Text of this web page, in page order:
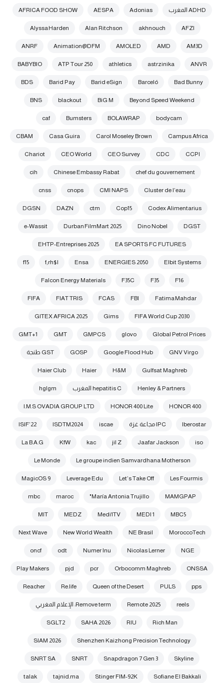
ADHD المغرب Adonias
AESPA
AFRICA FOOD SHOW
AFZI
akhnouch
Alan Ritchson
Alyssa Harden
AM3D
AMD
AMOLED
Animation@DFM
ANRF
ANVR
astrzinika
athletics
ATP Tour 250
BABYBIO
Bad Bunny
Barceló
Barid eSign
Barid Pay
BDS
Beyond Speed Weekend
BiG M
blackout
BNS
bodycam
BOLAWRAP
Bumsters
caf
Campus Africa
Carol Moseley Brown
Casa Guira
CBAM
CCPI
CDC
CEO Survey
CEO World
Chariot
chef du gouvernement
Chinese Embassy Rabat
cih
Cluster de l’eau
CMI NAPS
cnops
cnss
Codex Alimentarius
Cop15
ctm
DAZN
DGSN
DGST
Dino Nobel
Durban FilmMart 2025
e-Wassit
EA SPORTS FC FUTURES
EHTP-Entreprises 2025
Elbit Systems
ENERGIES 2050
Ensa
f;rh$l
f15
F16
F35
F35C
Falcon Energy Materials
Fatima Mahdar
FBI
FCAS
FIAT TRIS
FIFA
FIFA World Cup 2030
Gims
GITEX AFRICA 2025
Global Petrol Prices
glovo
GMPCS
GMT
GMT+1
GNV Virgo
Google Flood Hub
GOSP GST طنجة
Gulfsat Maghreb
H&M
Haier
Haier Club
Henley & Partners hepatitis C المغرب hglgm
HONOR 400
HONOR 400 Lite
I.M.S OVADIA GROUP LTD
Iberostar IPC مجاعة غزة iscae
ISDTM2024
ISIF’22
iso
Jaafar Jackson
jil Z
kac
KfW
La B.A.G
Le groupe indien Samvardhana Motherson
Le Monde
Les Fourmis
Let’s Take Off
Leverage Edu
MagicOS 9
MAMGPAP
María Antonia Trujillo"
maroc
mbc
MBC5
MEDI 1
Medi1TV
MEDZ
MIT
MoroccoTech
NE Brasil
New World Wealth
Next Wave
NGE
Nicolas Lerner
Numer Inu
odt
oncf
ONSSA
Orbocomm Maghreb
pcr
pjd
Play Makers
pps
PULS
Queen of the Desert
Re.life
Reacher
reels
Remote 2025 Remove term: الإعلام المغربي
Rich Man
RIU
SAHA 2026
SGLT2
Shenzhen Kaizhong Precision Technology
SIAM 2026
Skyline
Snapdragon 7 Gen 3
SNRT
SNRT SA
Sofiane El Bakkali
Stinger FIM-92K
tajnid.ma
talak